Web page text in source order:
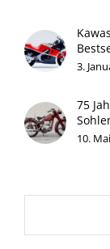
3.
75
10.